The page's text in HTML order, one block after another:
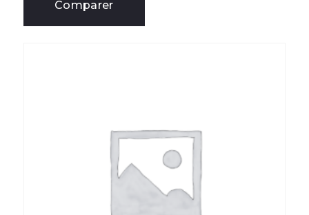
Comparer